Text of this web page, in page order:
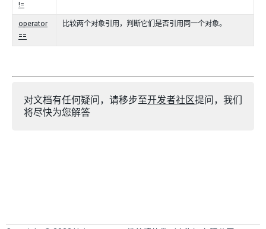
!=
operator
==
比较两个对象引用，判断它们是否引用同一个对象。
对文档有任何疑问，请移步至开发者社区提问，我们
将尽快为您解答